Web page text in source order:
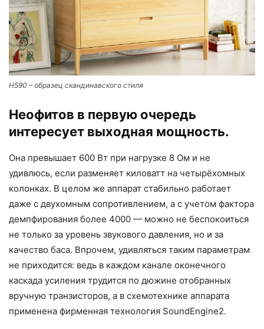
H590 – образец скандинавского стиля
Неофитов в первую очередь
интересует выходная мощность.
Она превышает 600 Вт при нагрузке 8 Ом и не
удивлюсь, если разменяет киловатт на четырёхомных
колонках. В целом же аппарат стабильно работает
даже с двухомным сопротивлением, а с учетом фактора
демпфирования более 4000 — можно не беспокоиться
не только за уровень звукового давления, но и за
качество баса. Впрочем, удивляться таким параметрам
не приходится: ведь в каждом канале оконечного
каскада усиления трудится по дюжине отобранных
вручную транзисторов, а в схемотехнике аппарата
применена фирменная технология SoundEngine2.